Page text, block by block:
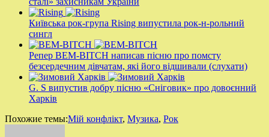
Київська рок-група Rising випустила рок-н-рольний
сингл
Репер BEM-BITCH написав пісню про помсту
безсердечним дівчатам, які його відшивали (слухати)
G. S випустив добру пісню «Сніговик» про довоєнний
Харків
Похожие темы:Мій конфлікт, Музика, Рок